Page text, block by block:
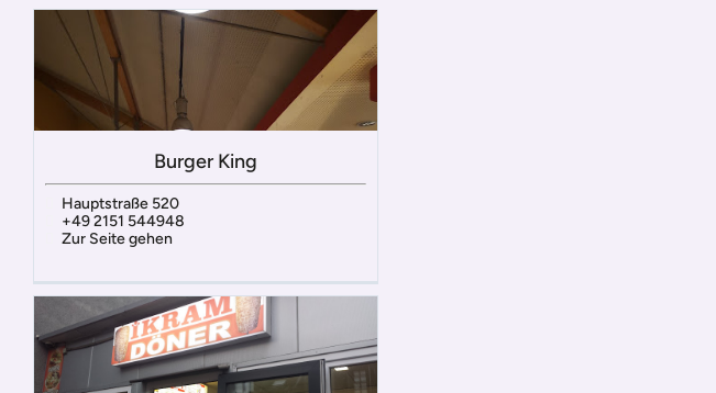
Burger King
Hauptstraße 520
+49 2151 544948
Zur Seite gehen